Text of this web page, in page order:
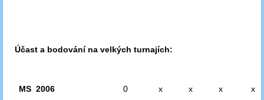
Účast a bodování na velkých turnajích:
MS 2006 0 x x x x